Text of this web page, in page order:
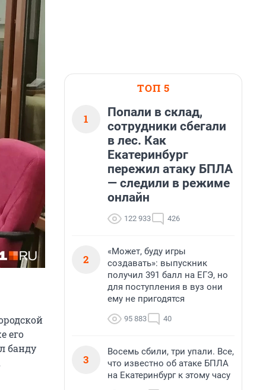
его
банду
ТОП 5
1
Попали в склад,
сотрудники сбегали
в лес. Как
Екатеринбург
пережил атаку БПЛА
— следили в режиме
онлайн
122 933 426
2
«Может, буду игры
создавать»: выпускник
получил 391 балл на ЕГЭ, но
для поступления в вуз они
ему не пригодятся
95 883 40
3
Восемь сбили, три упали. Все,
что известно об атаке БПЛА
на Екатеринбург к этому часу